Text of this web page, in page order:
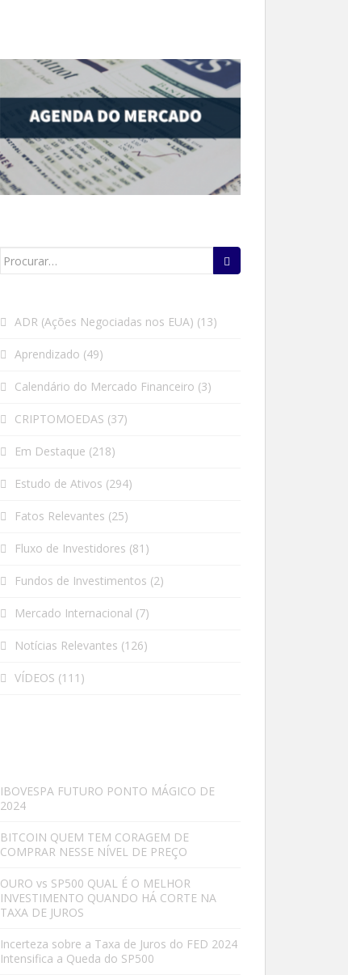
Search
ADR (Ações Negociadas nos EUA) (13)
Aprendizado (49)
Calendário do Mercado Financeiro (3)
CRIPTOMOEDAS (37)
Em Destaque (218)
Estudo de Ativos (294)
Fatos Relevantes (25)
Fluxo de Investidores (81)
Fundos de Investimentos (2)
Mercado Internacional (7)
Notícias Relevantes (126)
VÍDEOS (111)
IBOVESPA FUTURO PONTO MÁGICO DE
2024
BITCOIN QUEM TEM CORAGEM DE
COMPRAR NESSE NÍVEL DE PREÇO
OURO vs SP500 QUAL É O MELHOR
INVESTIMENTO QUANDO HÁ CORTE NA
TAXA DE JUROS
Incerteza sobre a Taxa de Juros do FED 2024
Intensifica a Queda do SP500